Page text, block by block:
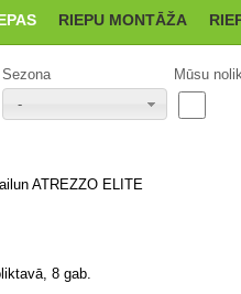
RIEPU MONTĀŽA
Sezona
-
Mūsu
ATREZZO ELITE
8 gab.